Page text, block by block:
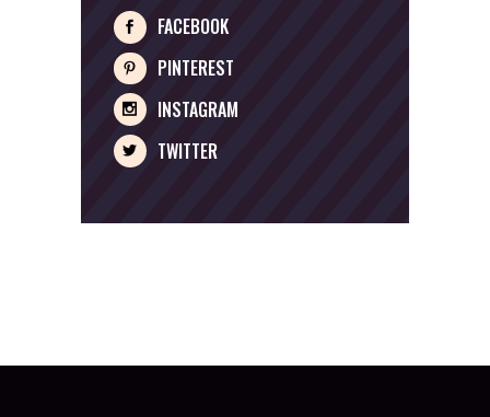
FACEBOOK
PINTEREST
INSTAGRAM
TWITTER